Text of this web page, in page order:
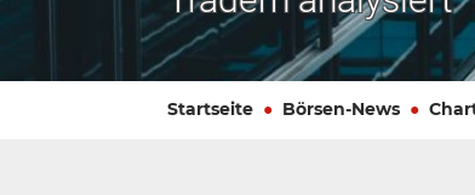
Startseite Börsen-News